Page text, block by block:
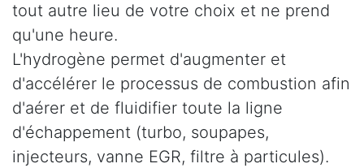
tout autre lieu de votre choix et ne prend
qu'une heure.
L'hydrogène permet d'augmenter et
d'accélérer le processus de combustion afin
d'aérer et de fluidifier toute la ligne
d'échappement (turbo, soupapes,
injecteurs, vanne EGR, filtre à particules).